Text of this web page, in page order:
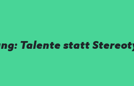
Talente statt